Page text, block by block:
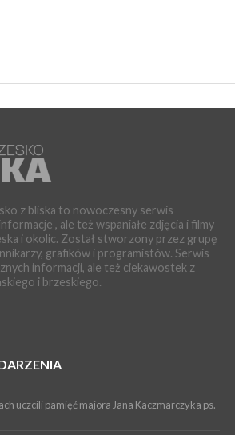
GÓRĘ. Trzeci dzień wędrówki [ZDJĘCIA]
ulicy Dołuszyckiej
Wytrzyszczce karetka zderzyła się z
Oddaj krew, pomóż potrzebującym!
z bliska to nowoczesny serwis
, ale też wspaniałe zdjęcia i filmy
i okolic. Został stworzony przez grupę
grafików i programistów. Serwis
informacji, ale też ciekawostek z
i brzeskiego.
uczcili pamięć majora Jana Kaczmarczyka ps.